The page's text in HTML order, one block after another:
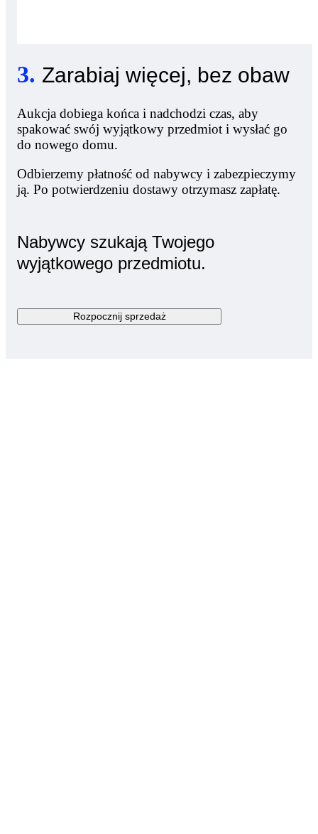
3. Zarabiaj więcej, bez obaw
Aukcja dobiega końca i nadchodzi czas, aby
spakować swój wyjątkowy przedmiot i wysłać go
do nowego domu.
Odbierzemy płatność od nabywcy i zabezpieczymy
ją. Po potwierdzeniu dostawy otrzymasz zapłatę.
Nabywcy szukają Twojego
wyjątkowego przedmiotu.
Rozpocznij sprzedaż